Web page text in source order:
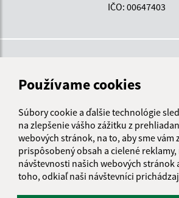
Používame cookies
Súbory cookie a ďalšie technológie
na zlepšenie vášho zážitku z
webových stránok, na to, aby sme vám
prispôsobený obsah a cielené reklamy,
návštevnosti našich webových stránok
toho, odkiaľ naši návštevníci
IČO: 00647403